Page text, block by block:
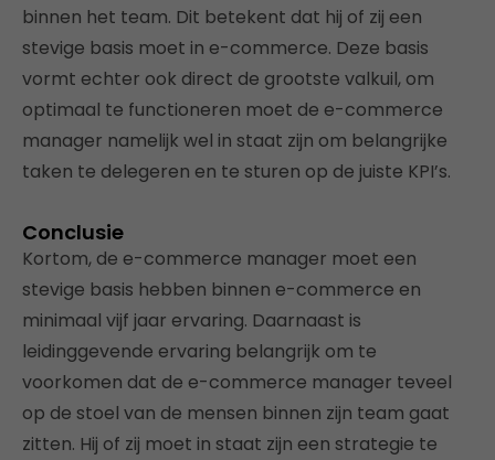
binnen het team. Dit betekent dat hij of zij een
stevige basis moet in e-commerce. Deze basis
vormt echter ook direct de grootste valkuil, om
optimaal te functioneren moet de e-commerce
manager namelijk wel in staat zijn om belangrijke
taken te delegeren en te sturen op de juiste KPI’s.
Conclusie
Kortom, de e-commerce manager moet een
stevige basis hebben binnen e-commerce en
minimaal vijf jaar ervaring. Daarnaast is
leidinggevende ervaring belangrijk om te
voorkomen dat de e-commerce manager teveel
op de stoel van de mensen binnen zijn team gaat
zitten. Hij of zij moet in staat zijn een strategie te